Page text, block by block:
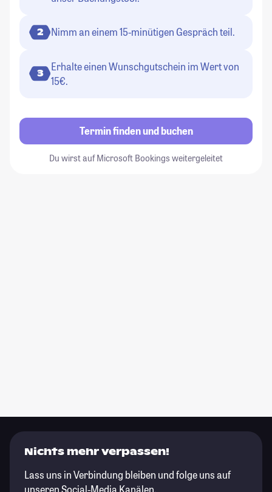
2 Nimm an einem 15-minütigen Gespräch teil.
3
Erhalte einen Wunschgutschein im Wert von
15€.
Termin finden und buchen
Du wirst auf Microsoft Bookings weitergeleitet
Nichts mehr verpassen!
Lass uns in Verbindung bleiben und folge uns auf
unseren Social-Media Kanälen.